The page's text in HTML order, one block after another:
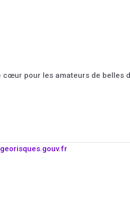
pour les amateurs de belles